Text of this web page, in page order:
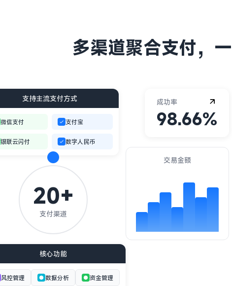
多渠道聚合支付，
支持主流支付方式
微信支付 支付宝
银联云闪付 数字人民币
20+
支付渠道
核心功能
风控管理 数据分析 资金管理
成功率
98.66%
交易金额